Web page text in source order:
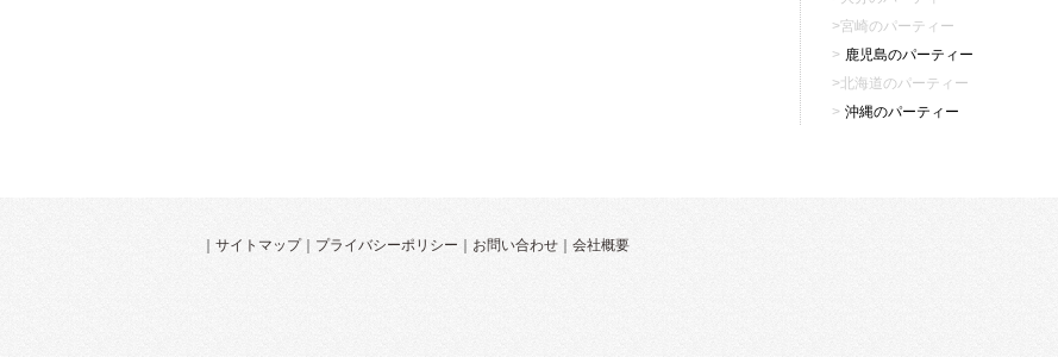
宮崎のパーティー
鹿児島のパーティー
北海道のパーティー
沖縄のパーティー
サイトマップ｜ プライバシーポリシー お問い合わせ 会社概要